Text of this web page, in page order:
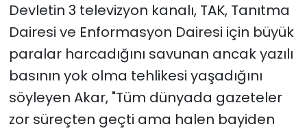
Devletin 3 televizyon kanalı, TAK, Tanıtma
Dairesi ve Enformasyon Dairesi için büyük
paralar harcadığını savunan ancak yazılı
basının yok olma tehlikesi yaşadığını
söyleyen Akar, "Tüm dünyada gazeteler
zor süreçten geçti ama halen bayiden